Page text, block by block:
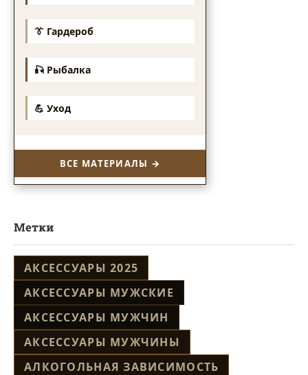
👔 Гардероб
🎣 Рыбалка
💪 Уход
ВСЕ МАТЕРИАЛЫ →
Метки
АКСЕССУАРЫ 2025
АКСЕССУАРЫ МУЖСКИЕ
АКСЕССУАРЫ МУЖЧИН
АКСЕССУАРЫ МУЖЧИНЫ
АЛКОГОЛЬНАЯ ЗАВИСИМОСТЬ